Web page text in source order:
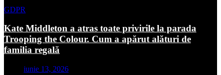
GDPR
Kate Middleton a atras toate privirile la parada
Trooping the Colour. Cum a apărut alături de
familia regală
iunie 13, 2026